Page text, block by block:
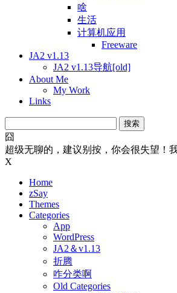
啥
生活
计算机应用
Freeware
JA2 v1.13
JA2 v1.13导航[old]
About Me
My Work
Links
索：
囧
超级无聊的，建议别按，你会很失望！
X
Home
zSay
Themes
Categories
App
WordPress
JA2＆v1.13
折腾
咋分类啊
Old Categories